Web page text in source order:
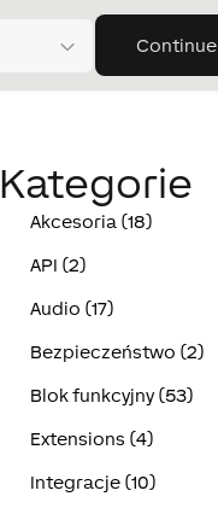
Continue
Kategorie
Akcesoria (18)
API (2)
Audio (17)
Bezpieczeństwo (2)
Blok funkcyjny (53)
Extensions (4)
Integracje (10)